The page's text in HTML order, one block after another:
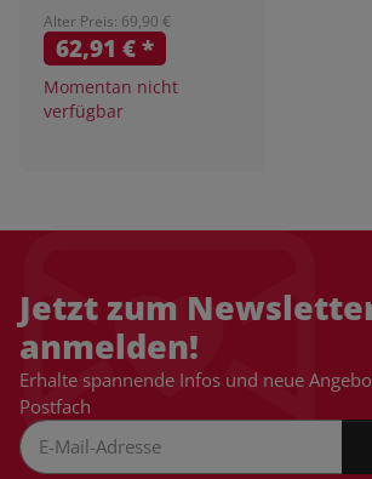
Alter Preis: 69,90 €
62,91 €*
Momentan nicht
verfügbar
Jetzt zum
anmelden!
Erhalte spannende Infos und neue
Postfach